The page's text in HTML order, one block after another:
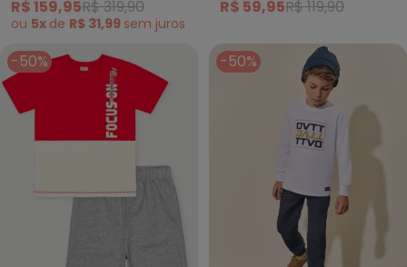
R$ 159,95R$ 319,90
ou 5x de R$ 31,99 sem juros
Cinza
R$ 59,95R$ 119,90
-50% -50%